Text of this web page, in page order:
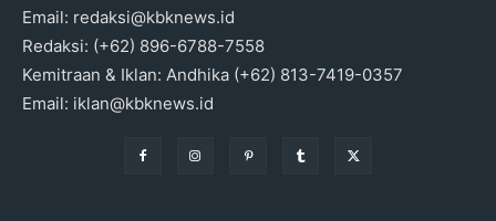
Email: redaksi@kbknews.id
Redaksi: (+62) 896-6788-7558
Kemitraan & Iklan: Andhika (+62) 813-7419-0357
Email: iklan@kbknews.id